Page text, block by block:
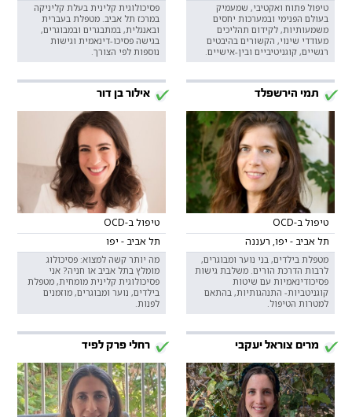
טיפול פתוח ואקטיבי, שמעמיק
בעולם הפנימי ובמערכות יחסים
משמעותיות, לקידום תהליכים
מעודדי שינוי, הקשורים בהיבטים
רגשיים, קוגניטיביים ובין-אישיים.
פסיכולוגית קלינית בעלת קליניקה
במרכז תל אביב. מטפלת בעברית
ובאנגלית, במתבגרים ובמבוגרים,
בגישה פסיכו-דינאמית וגישות
נוספות לפי הצורך.
תמי הירשפלד
טיפול ב-OCD
תל אביב - יפו, רעננה
מטפלת בילדים, בני נוער ומבוגרים,
לרבות הדרכת הורים. משלבת גישות
פסיכודינאמיות עם שיטות
קוגניטביות- התנהגותיות, בהתאם
למטרות הטיפול.
אילור בן דור
טיפול ב-OCD
תל אביב - יפו
מה יותר קשה למצוא: פסיכולוג
מומלץ בתל אביב או חניה? אני
פסיכולוגית קלינית מומחית, מטפלת
בילדים, נוער ומבוגרים, מוזמנים
לפנות.
מרים צוראל יעקבי רחלי פרק לפיד